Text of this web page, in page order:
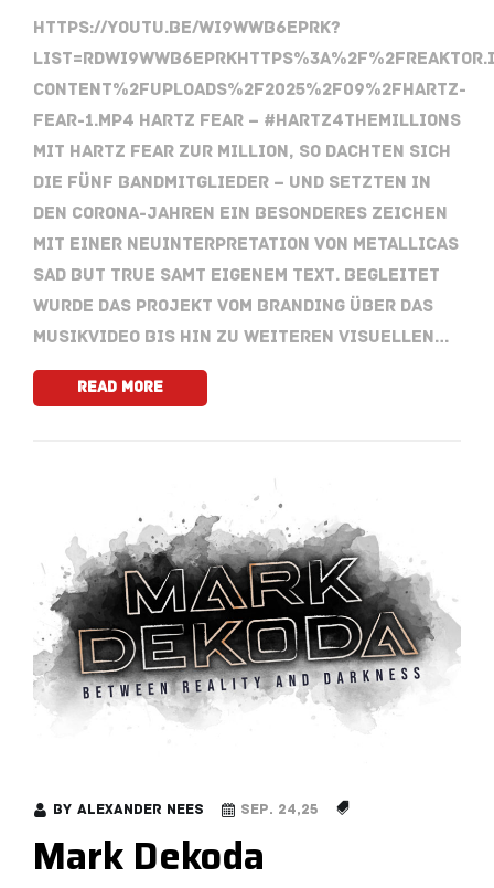
https://youtu.be/WI9Wwb6EpRk?
content%2Fuploads%2F2025%2F09%2FHartz-
Fear-1.mp4 Hartz Fear – #hartz4themillions
Mit Hartz Fear zur Million, so dachten sich
die fünf Bandmitglieder – und setzten in
den Corona-Jahren ein besonderes Zeichen
mit einer Neuinterpretation von Metallicas
Sad But True samt eigenem Text. Begleitet
wurde das Projekt vom Branding über das
Musikvideo bis hin zu weiteren visuellen…
Read More
by Alexander Nees Sep. 24,25
Mark Dekoda